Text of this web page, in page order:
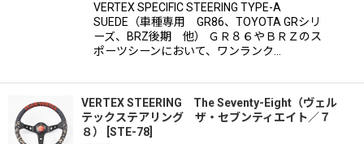
VERTEX SPECIFIC STEERING TYPE-A
SUEDE（車種専用 GR86、TOYOTA GRシリ
ーズ、BRZ後期 他） ＧＲ８６やＢＲＺのス
ポーツシーンにおいて、ワンランク…
VERTEX STEERING The Seventy-Eight（ヴェル
テックステアリング ザ・セブンティエイト／７
８）
STE-78